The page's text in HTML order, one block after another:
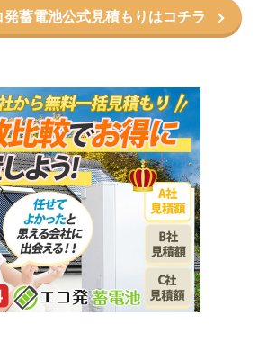
発蓄電池公式見積もりはコチラ